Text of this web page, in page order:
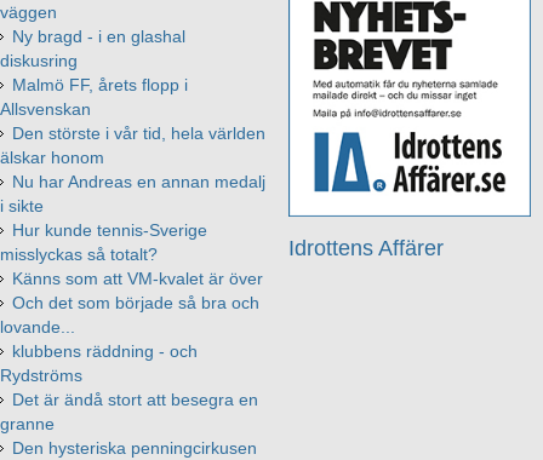
Idrottens Affärer
väggen
Ny bragd - i en glashal
diskusring
Malmö FF, årets flopp i
Allsvenskan
Den störste i vår tid, hela världen
älskar honom
Nu har Andreas en annan medalj
i sikte
Hur kunde tennis-Sverige
misslyckas så totalt?
Känns som att VM-kvalet är över
Och det som började så bra och
lovande...
klubbens räddning - och
Rydströms
Det är ändå stort att besegra en
granne
Den hysteriska penningcirkusen